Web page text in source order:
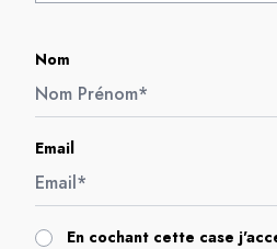
Nom
Email
En cochant cette case